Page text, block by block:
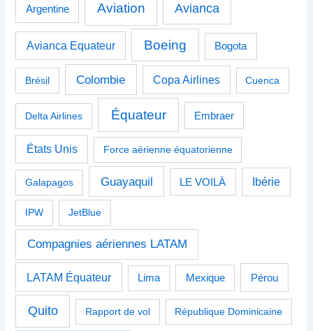
Argentine Aviation Avianca
Avianca Equateur Boeing Bogota
Brésil Colombie Copa Airlines Cuenca
Delta Airlines Équateur Embraer
États Unis Force aérienne équatorienne
Galapagos Guayaquil LE VOILÀ Ibérie
IPW JetBlue
Compagnies aériennes LATAM
LATAM Équateur Lima Mexique Pérou
Quito Rapport de vol République Dominicaine